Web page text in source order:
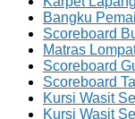
Bangku
Scoreboard
Matras
Scoreboard
Scoreboard
Kursi Wasit
Kursi Wasit